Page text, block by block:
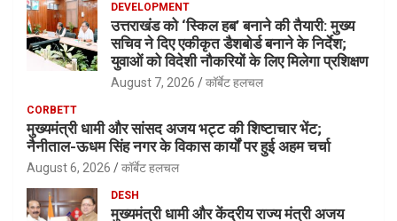
DEVELOPMENT
उत्तराखंड को ‘स्किल हब’ बनाने की तैयारी: मुख्य
सचिव ने दिए एकीकृत डैशबोर्ड बनाने के निर्देश;
युवाओं को विदेशी नौकरियों के लिए मिलेगा प्रशिक्षण
August 7, 2026 कॉर्बेट हलचल
CORBETT
मुख्यमंत्री धामी और सांसद अजय भट्ट की शिष्टाचार भेंट;
नैनीताल-ऊधम सिंह नगर के विकास कार्यों पर हुई अहम चर्चा
August 6, 2026 कॉर्बेट हलचल
DESH
मुख्यमंत्री धामी और केंद्रीय राज्य मंत्री अजय